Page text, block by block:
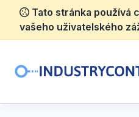
Tato stránka používá
vašeho uživatelského